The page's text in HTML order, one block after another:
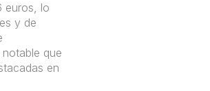
euros, lo
y de
que
en